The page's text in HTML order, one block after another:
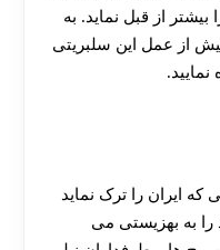
از قبل نماید. به
از عمل این سلبریتی
ایران را ترک نماید
به بهزیستی می